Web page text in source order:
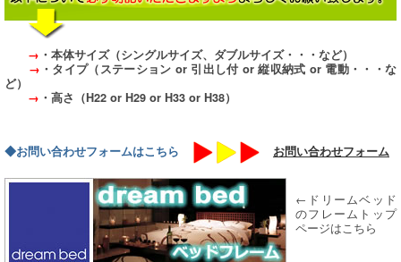
→ ・本体サイズ（シングルサイズ、ダブルサイズ・・・など）
→ ・タイプ（ステーション or 引出し付 or 縦収納式 or 電動・・・な
ど）
→ ・高さ（H22 or H29 or H33 or H38）
◆お問い合わせフォームはこちら お問い合わせフォーム
←ドリームベッド
のフレームトップ
ページはこちら